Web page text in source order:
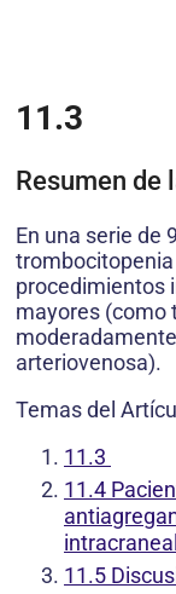
11.3
Resumen de
En una serie de
procedimientos
mayores (como
arteriovenosa).
Temas del
11.3
11.4
11.5